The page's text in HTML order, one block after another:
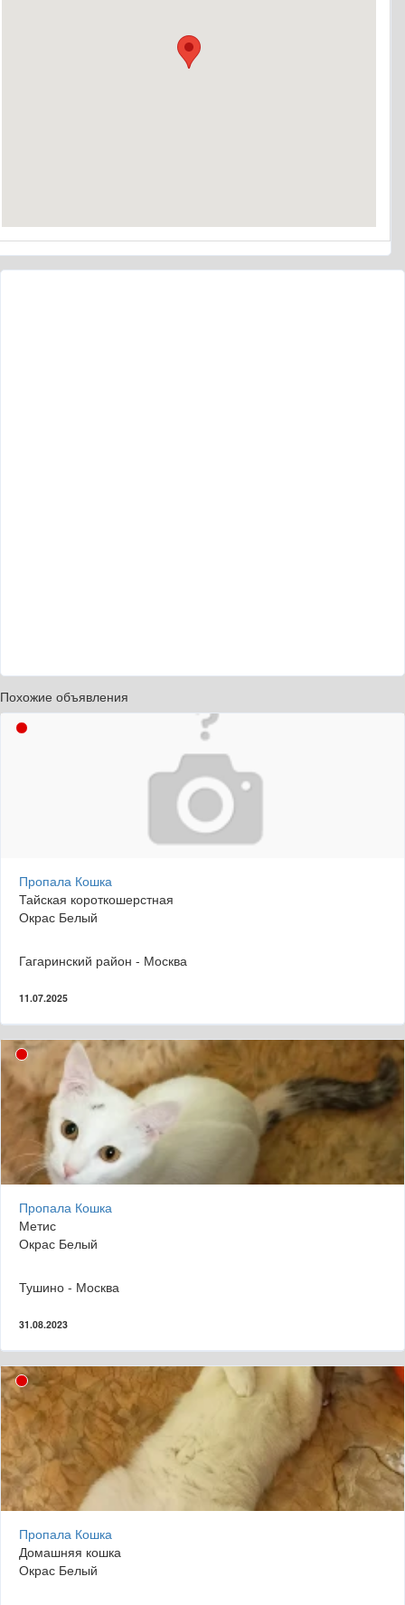
Похожие объявления
Пропала Кошка
Тайская короткошерстная
Окрас Белый
Гагаринский район - Москва
11.07.2025
Пропала Кошка
Метис
Окрас Белый
Тушино - Москва
31.08.2023
Пропала Кошка
Домашняя кошка
Окрас Белый